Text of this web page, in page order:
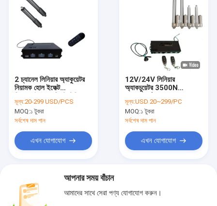
2 চ্যানেল লিনিয়ার অ্যাকুয়েটর
নিয়ামক হোল ইফেক্ট
কলামের জন্য
মূল্য:20-299 USD/PCS
MOQ:১ টুকরা
সর্বশেষ দাম পান
এখন যোগাযোগ
12V/24V লিনিয়ার
অ্যাকচুয়েটর 3500N
অ্যাকচুয়েটর কন্ট্রোল ইউনিট
মূল্য:USD 20~299/PC
MOQ:১ টুকরা
সর্বশেষ দাম পান
এখন যোগাযোগ
আপনার সময় বাঁচান
আমাদের সাথে সেরা পণ্য যোগাযোগ করুন।